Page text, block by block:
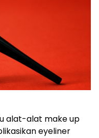
alat-alat make up
eyeliner